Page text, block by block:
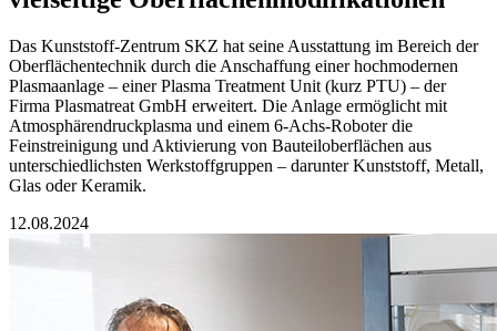
Das Kunststoff-Zentrum SKZ hat seine Ausstattung im Bereich der
Oberflächentechnik durch die Anschaffung einer hochmodernen
Plasmaanlage – einer Plasma Treatment Unit (kurz PTU) – der
Firma Plasmatreat GmbH erweitert. Die Anlage ermöglicht mit
Atmosphärendruckplasma und einem 6-Achs-Roboter die
Feinstreinigung und Aktivierung von Bauteiloberflächen aus
unterschiedlichsten Werkstoffgruppen – darunter Kunststoff, Metall,
Glas oder Keramik.
12.08.2024